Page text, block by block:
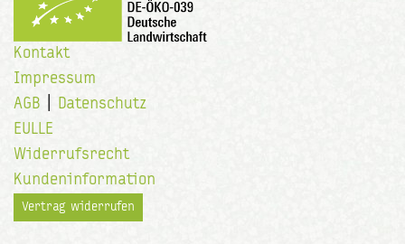
Kontakt
Impressum
AGB
Datenschutz
EULLE
Widerrufsrecht
Kundeninformation
Vertrag widerrufen